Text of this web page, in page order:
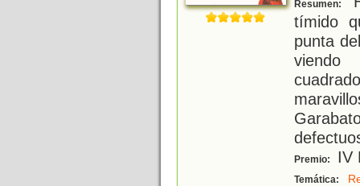
Resumen:
tímido
punta
viendo
Premio: IV
Temática: